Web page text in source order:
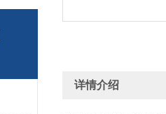
详情介绍